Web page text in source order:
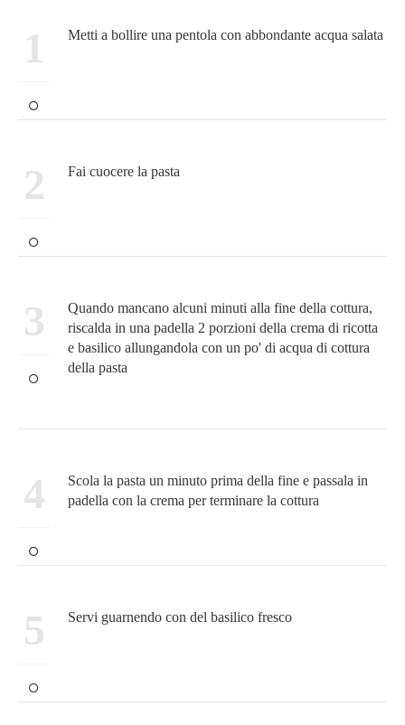
1 Metti a bollire una pentola con abbondante acqua salata
2 Fai cuocere la pasta
3
Quando mancano alcuni minuti alla fine della cottura,
riscalda in una padella 2 porzioni della crema di ricotta
e basilico allungandola con un po' di acqua di cottura
della pasta
4
Scola la pasta un minuto prima della fine e passala in
padella con la crema per terminare la cottura
5 Servi guarnendo con del basilico fresco